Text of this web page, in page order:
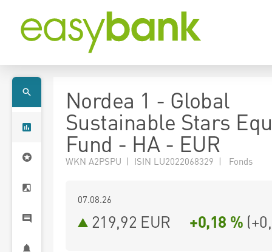
Nordea 1 - Global
Sustainable Stars
Fund - HA - EUR
WKN A2PSPU | ISIN LU2022068329 | Fonds
07.08.26
219,92 EUR +0,18 % (